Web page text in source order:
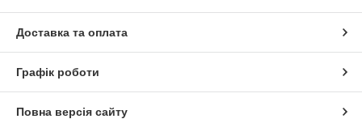
Доставка та оплата
Графік роботи
Повна версія сайту